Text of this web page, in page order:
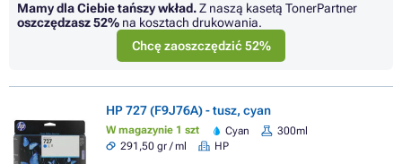
Mamy dla Ciebie tańszy wkład.Z naszą kasetą TonerPartner
oszczędzasz52% na kosztach drukowania.
Chcę zaoszczędzić 52%
HP 727 (F9J76A) - tusz, cyan
W magazynie 1 szt Cyan
300ml
291,50 gr / ml
HP